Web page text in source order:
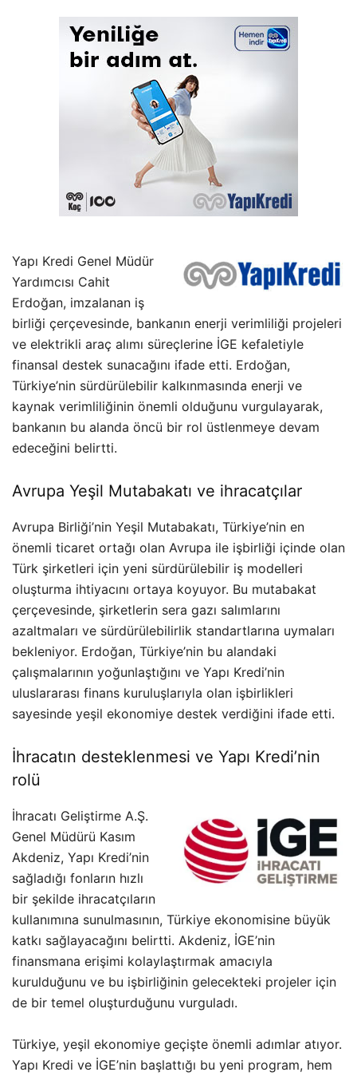
Yapı Kredi Genel Müdür
Yardımcısı Cahit
Erdoğan, imzalanan iş
birliği çerçevesinde, bankanın enerji verimliliği projeleri
ve elektrikli araç alımı süreçlerine İGE kefaletiyle
finansal destek sunacağını ifade etti. Erdoğan,
Türkiye’nin sürdürülebilir kalkınmasında enerji ve
kaynak verimliliğinin önemli olduğunu vurgulayarak,
bankanın bu alanda öncü bir rol üstlenmeye devam
edeceğini belirtti.
Avrupa Yeşil Mutabakatı ve ihracatçılar
Avrupa Birliği’nin Yeşil Mutabakatı, Türkiye’nin en
önemli ticaret ortağı olan Avrupa ile işbirliği içinde olan
Türk şirketleri için yeni sürdürülebilir iş modelleri
oluşturma ihtiyacını ortaya koyuyor. Bu mutabakat
çerçevesinde, şirketlerin sera gazı salımlarını
azaltmaları ve sürdürülebilirlik standartlarına uymaları
bekleniyor. Erdoğan, Türkiye’nin bu alandaki
çalışmalarının yoğunlaştığını ve Yapı Kredi’nin
uluslararası finans kuruluşlarıyla olan işbirlikleri
sayesinde yeşil ekonomiye destek verdiğini ifade etti.
İhracatın desteklenmesi ve Yapı Kredi’nin
rolü
İhracatı Geliştirme A.Ş.
Genel Müdürü Kasım
Akdeniz, Yapı Kredi’nin
sağladığı fonların hızlı
bir şekilde ihracatçıların
kullanımına sunulmasının, Türkiye ekonomisine büyük
katkı sağlayacağını belirtti. Akdeniz, İGE’nin
finansmana erişimi kolaylaştırmak amacıyla
kurulduğunu ve bu işbirliğinin gelecekteki projeler için
de bir temel oluşturduğunu vurguladı.
Türkiye, yeşil ekonomiye geçişte önemli adımlar atıyor.
Yapı Kredi ve İGE’nin başlattığı bu yeni program, hem